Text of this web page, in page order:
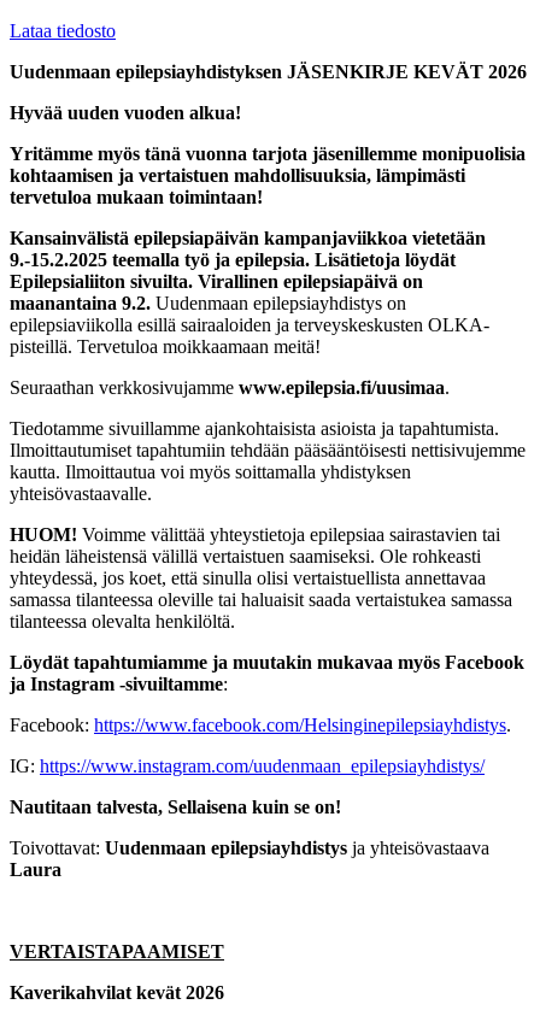
Lataa tiedosto
Uudenmaan epilepsiayhdistyksen JÄSENKIRJE KEVÄT 2026
Hyvää uuden vuoden alkua!
Yritämme myös tänä vuonna tarjota jäsenillemme monipuolisia
kohtaamisen ja vertaistuen mahdollisuuksia, lämpimästi
tervetuloa mukaan toimintaan!
Kansainvälistä epilepsiapäivän kampanjaviikkoa vietetään
9.-15.2.2025 teemalla työ ja epilepsia. Lisätietoja löydät
Epilepsialiiton sivuilta. Virallinen epilepsiapäivä on
maanantaina 9.2. Uudenmaan epilepsiayhdistys on
epilepsiaviikolla esillä sairaaloiden ja terveyskeskusten OLKA-
pisteillä. Tervetuloa moikkaamaan meitä!
Seuraathan verkkosivujamme www.epilepsia.fi/uusimaa.
Tiedotamme sivuillamme ajankohtaisista asioista ja tapahtumista.
Ilmoittautumiset tapahtumiin tehdään pääsääntöisesti nettisivujemme
kautta. Ilmoittautua voi myös soittamalla yhdistyksen
yhteisövastaavalle.
HUOM! Voimme välittää yhteystietoja epilepsiaa sairastavien tai
heidän läheistensä välillä vertaistuen saamiseksi. Ole rohkeasti
yhteydessä, jos koet, että sinulla olisi vertaistuellista annettavaa
samassa tilanteessa oleville tai haluaisit saada vertaistukea samassa
tilanteessa olevalta henkilöltä.
Löydät tapahtumiamme ja muutakin mukavaa myös Facebook
ja Instagram -sivuiltamme:
Facebook: https://www.facebook.com/Helsinginepilepsiayhdistys.
IG: https://www.instagram.com/uudenmaan_epilepsiayhdistys/
Nautitaan talvesta, Sellaisena kuin se on!
Toivottavat: Uudenmaan epilepsiayhdistys ja yhteisövastaava
Laura
VERTAISTAPAAMISET
Kaverikahvilat kevät 2026